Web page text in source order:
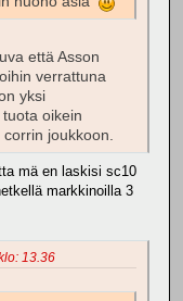
että Asson
verrattuna
yksi
oikein
joukkoon.
mä en laskisi sc10
markkinoilla 3
13.36